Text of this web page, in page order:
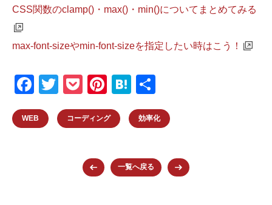
CSS関数のclamp()・max()・min()についてまとめてみる
max-font-sizeやmin-font-sizeを指定したい時はこう！
F
a
c
T
wi
tt
P
o
ck
Pi
nt
er
st
H
at
e
a
有
WEB コーディング 効率化
一覧へ戻る